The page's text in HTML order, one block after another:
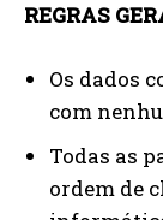
REGRAS
Os dados
com
Todas as
ordem de